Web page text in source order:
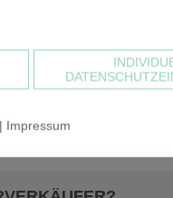
| Impressum
Warenwert unter 30,00 €
in Rechnung. Der
und müsste sich alternativ
beträgt